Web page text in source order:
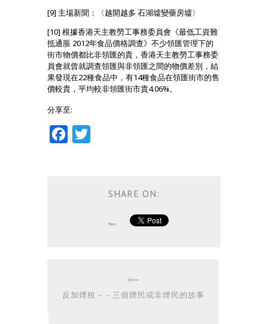
[9] 主場新聞：〈越開越多 石湖墟變藥房墟〉
[10] 根據香港天主教勞工事務委員會《最低工資難
抵通脹 2012年食品價格調查》不少領匯管理下的
街市物價都比非領匯的貴，香港天主教勞工事務委
員會就曾就調查領匯與非領匯之間的物價差別，結
果發現在22種食品中，有14種食品在領匯街市的售
價較貴，平均較非領匯街市貴4.06%。
分享至:
Facebook
SHARE ON:
反加煙稅－－三個煙民或非煙民的故事